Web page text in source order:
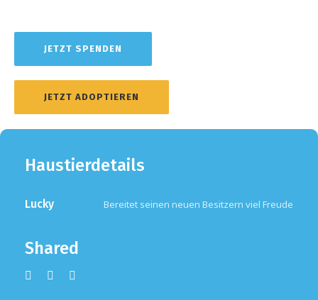
JETZT SPENDEN
JETZT ADOPTIEREN
Haustierdetails
Lucky Bereitet seinen neuen Besitzern viel Freude
Shared